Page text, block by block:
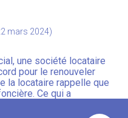
mars 2024)
une société locataire
pour le renouveler
la locataire rappelle que
Ce qui a